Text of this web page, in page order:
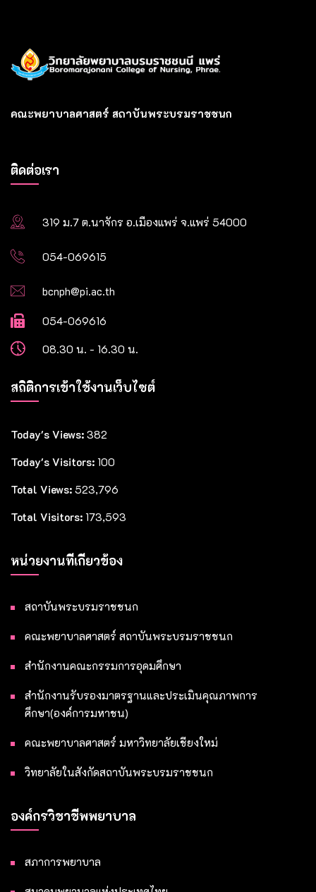
คณะพยาบาลศาสตร์ สถาบันพระบรมราชชนก
ติดต่อเรา
319 ม.7 ต.นาจักร อ.เมืองแพร่ จ.แพร่ 54000
054-069615
bcnph@pi.ac.th
054-069616
08.30 น. - 16.30 น.
สถิติการเข้าใช้งานเว็บไซต์
Today's Views: 382
Today's Visitors: 100
Total Views: 523,796
Total Visitors: 173,593
หน่วยงานที่เกี่ยวข้อง
สถาบันพระบรมราชชนก
คณะพยาบาลศาสตร์ สถาบันพระบรมราชชนก
สำนักงานคณะกรรมการอุดมศึกษา
สำนักงานรับรองมาตรฐานและประเมินคุณภาพการ
ศึกษา(องค์การมหาชน)
คณะพยาบาลศาสตร์ มหาวิทยาลัยเชียงใหม่
วิทยาลัยในสังกัดสถาบันพระบรมราชชนก
องค์กรวิชาชีพพยาบาล
สภาการพยาบาล